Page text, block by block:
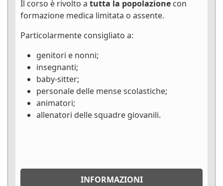
Il corso è rivolto a tutta la popolazione con
formazione medica limitata o assente.
Particolarmente consigliato a:
genitori e nonni;
insegnanti;
baby-sitter;
personale delle mense scolastiche;
animatori;
allenatori delle squadre giovanili.
INFORMAZIONI